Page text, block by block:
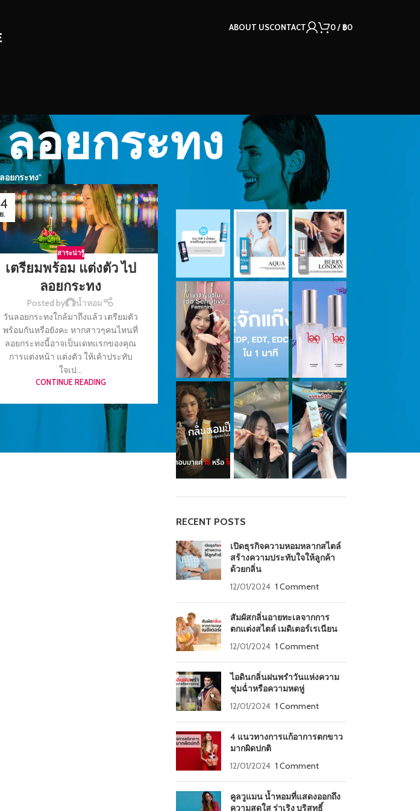
ABOUT USCONTACT 0/ ฿0
ลอยกระทง
อยกระทง"
.
สาระน่ารู้
เตรียมพร้อม แต่งตัว ไป
ลอยกระทง
Posted by
น้ำหอม
วันลอยกระทงใกล้มาถึงแล้ว เตรียมตัว
พร้อมกันหรือยังคะ หากสาวๆคนไหนที่
ลอยกระทงนี้อาจเป็นเดทแรกของคุณ
การแต่งหน้า แต่งตัว ให้เค้าประทับ
ใจเป...
CONTINUE READING
OUR INSTAGRAM
RECENT POSTS
เปิดธุรกิจความหอมหลากสไตล์
สร้างความประทับใจให้ลูกค้า
ด้วยกลิ่น
12/01/2024 1 Comment
สัมผัสกลิ่นอายทะเลจากการ
ตกแต่งสไตล์ เมดิเตอร์เรเนียน
12/01/2024 1 Comment
ไอดินกลิ่นฝนพรำวันแห่งความ
ชุ่มฉ่ำหรือความหดหู่
12/01/2024 1 Comment
4 แนวทางการแก้อาการตกขาว
มากผิดปกติ
12/01/2024 1 Comment
คูลวูแมน น้ำหอมที่แสดงออกถึง
ความสดใส ร่าเริง บริสุทธิ์